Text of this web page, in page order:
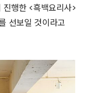
행한 <흑백요리사>
선보일 것이라고